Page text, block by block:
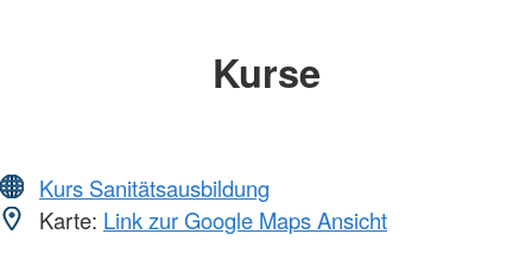
Kurse
Kurs Sanitätsausbildung
Karte: Link zur Google Maps Ansicht